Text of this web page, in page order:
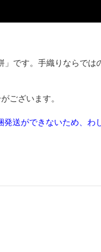
です。手織りならで
ございます。
発送ができないため、わ